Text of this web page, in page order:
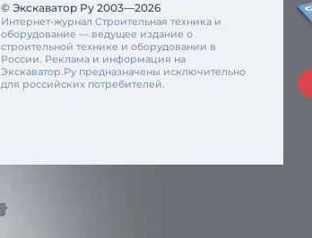
© Экскаватор Ру 2003—2026
Интернет-журнал Строительная техника и
оборудование — ведущее издание о
строительной технике и оборудовании в
России. Реклама и информация на
Экскаватор.Ру предназначены исключительно
для российских потребителей.